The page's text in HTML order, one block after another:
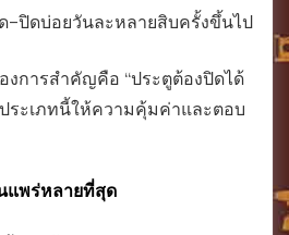
–ปิดบ่อยวันละหลายสิบครั้งขึ้นไป
การสำคัญคือ “ประตูต้องปิดได้
ระเภทนี้ให้ความคุ้มค่าและตอบ
แพร่หลายที่สุด